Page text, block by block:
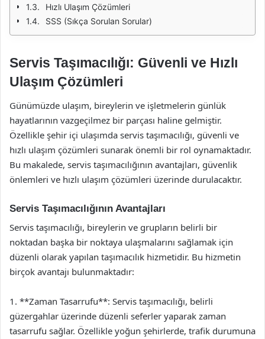
Hızlı Ulaşım Çözümleri
SSS (Sıkça Sorulan Sorular)
Servis Taşımacılığı: Güvenli ve Hızlı
Ulaşım Çözümleri
Günümüzde ulaşım, bireylerin ve işletmelerin günlük
hayatlarının vazgeçilmez bir parçası haline gelmiştir.
Özellikle şehir içi ulaşımda servis taşımacılığı, güvenli ve
hızlı ulaşım çözümleri sunarak önemli bir rol oynamaktadır.
Bu makalede, servis taşımacılığının avantajları, güvenlik
önlemleri ve hızlı ulaşım çözümleri üzerinde durulacaktır.
Servis Taşımacılığının Avantajları
Servis taşımacılığı, bireylerin ve grupların belirli bir
noktadan başka bir noktaya ulaşmalarını sağlamak için
düzenli olarak yapılan taşımacılık hizmetidir. Bu hizmetin
birçok avantajı bulunmaktadır:
1. **Zaman Tasarrufu**: Servis taşımacılığı, belirli
güzergahlar üzerinde düzenli seferler yaparak zaman
tasarrufu sağlar. Özellikle yoğun şehirlerde, trafik durumuna